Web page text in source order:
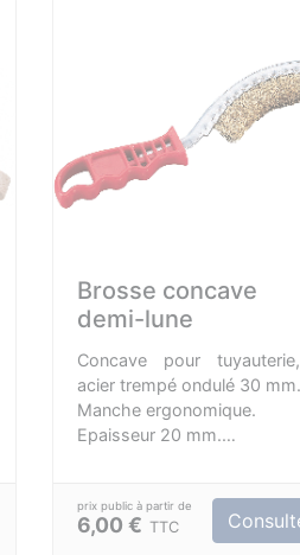
Brosse concave
demi-lune
Concave pour
acier trempé ondulé 30 mm.
Manche ergonomique.
Epaisseur 20 mm.
6,00 € TTC